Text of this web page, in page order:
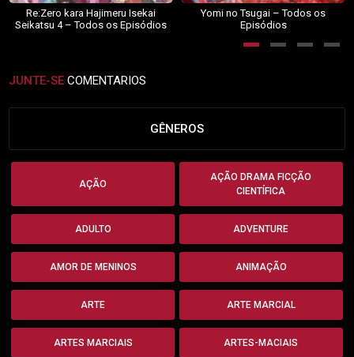
Re:Zero kara Hajimeru Isekai
Seikatsu 4 – Todos os Episódios
Yomi no Tsugai – Todos os
Episódios
JUNTE-SE COMENTARIOS
GÊNEROS
AÇÃO
AÇÃO DRAMA FICÇÃO
CIENTÍFICA
ADULTO ADVENTURE
AMOR DE MENINOS ANIMAÇÃO
ARTE ARTE MARCIAL
ARTES MARCIAIS ARTES-MACIAIS